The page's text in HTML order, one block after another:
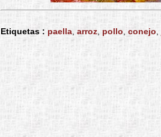
Etiquetas : paella, arroz, pollo, conejo,